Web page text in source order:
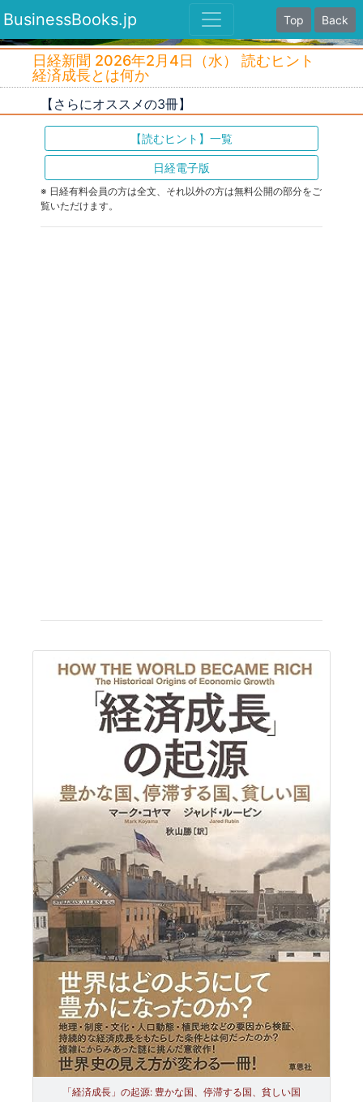
BusinessBooks.jp Top Back
日経新聞 2026年2月4日（水） 読むヒント
経済成長とは何か
【さらにオススメの3冊】
【読むヒント】一覧
日経電子版
※ 日経有料会員の方は全文、それ以外の方は無料公開の部分をご
覧いただけます。
「経済成長」の起源: 豊かな国、停滞する国、貧しい国